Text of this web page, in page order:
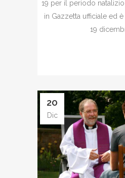
19 per il periodo
in Gazzetta ufficiale ed
19
20
Dic